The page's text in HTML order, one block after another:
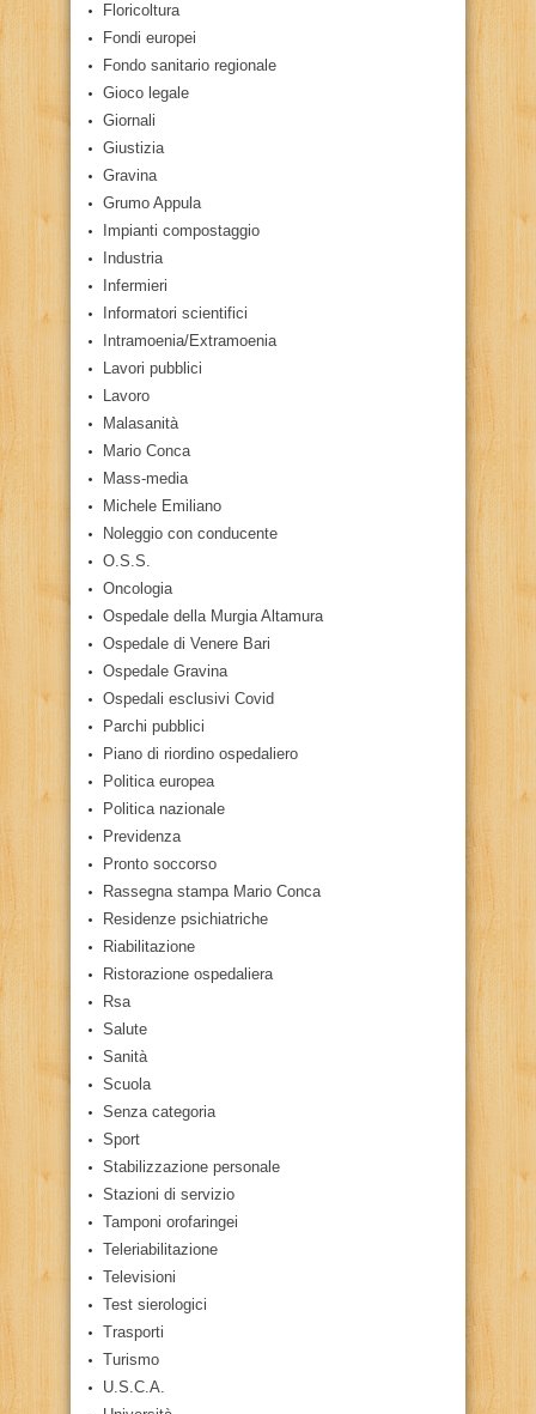
Floricoltura
Fondi europei
Fondo sanitario regionale
Gioco legale
Giornali
Giustizia
Gravina
Grumo Appula
Impianti compostaggio
Industria
Infermieri
Informatori scientifici
Intramoenia/Extramoenia
Lavori pubblici
Lavoro
Malasanità
Mario Conca
Mass-media
Michele Emiliano
Noleggio con conducente
O.S.S.
Oncologia
Ospedale della Murgia Altamura
Ospedale di Venere Bari
Ospedale Gravina
Ospedali esclusivi Covid
Parchi pubblici
Piano di riordino ospedaliero
Politica europea
Politica nazionale
Previdenza
Pronto soccorso
Rassegna stampa Mario Conca
Residenze psichiatriche
Riabilitazione
Ristorazione ospedaliera
Rsa
Salute
Sanità
Scuola
Senza categoria
Sport
Stabilizzazione personale
Stazioni di servizio
Tamponi orofaringei
Teleriabilitazione
Televisioni
Test sierologici
Trasporti
Turismo
U.S.C.A.